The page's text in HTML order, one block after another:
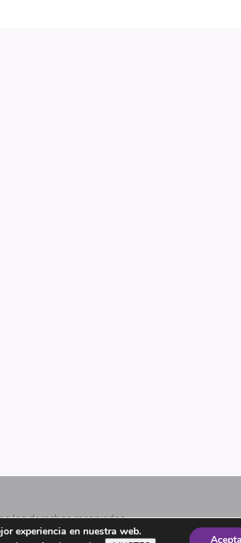
los derechos reservados.
experiencia en nuestra web.